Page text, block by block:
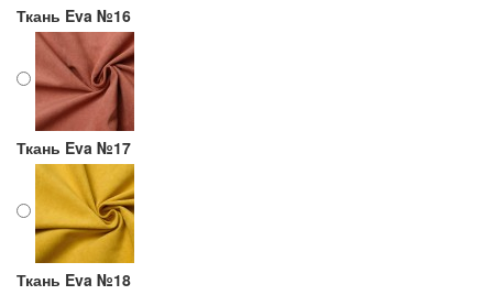
Ткань Eva №16
Ткань Eva №17
Ткань Eva №18